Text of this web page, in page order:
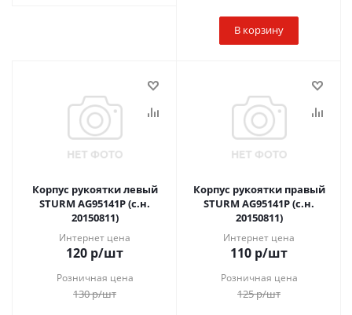
В корзину
Корпус рукоятки левый
STURM AG95141P (с.н.
20150811)
Интернет цена
120 р/шт
Розничная цена
130р/шт
Корпус рукоятки правый
STURM AG95141P (с.н.
20150811)
Интернет цена
110 р/шт
Розничная цена
125р/шт